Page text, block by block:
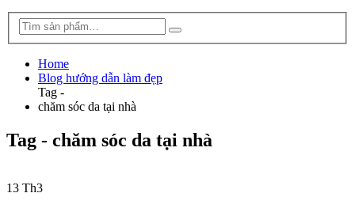
Home
Blog hướng dẫn làm đẹp
Tag -
chăm sóc da tại nhà
Tag - chăm sóc da tại nhà
13 Th3